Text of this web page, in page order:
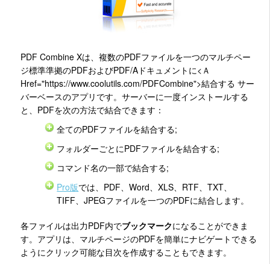
PDF Combine Xは、複数のPDFファイルを一つのマルチペー
ジ標準準拠のPDFおよびPDF/Aドキュメントに<Ａ
Href="https://www.coolutils.com/PDFCombine">結合する サー
バーベースのアプリです。サーバーに一度インストールする
と、PDFを次の方法で結合できます：
全てのPDFファイルを結合する;
フォルダーごとにPDFファイルを結合する;
コマンド名の一部で結合する;
Pro版では、PDF、Word、XLS、RTF、TXT、
TIFF、JPEGファイルを一つのPDFに結合します。
各ファイルは出力PDF内でブックマークになることができま
す。アプリは、マルチページのPDFを簡単にナビゲートできる
ようにクリック可能な目次を作成することもできます。